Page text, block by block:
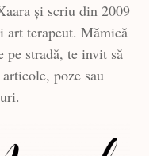
și scriu din 2009
art terapeut. Mămică
pe stradă, te invit să
poze sau